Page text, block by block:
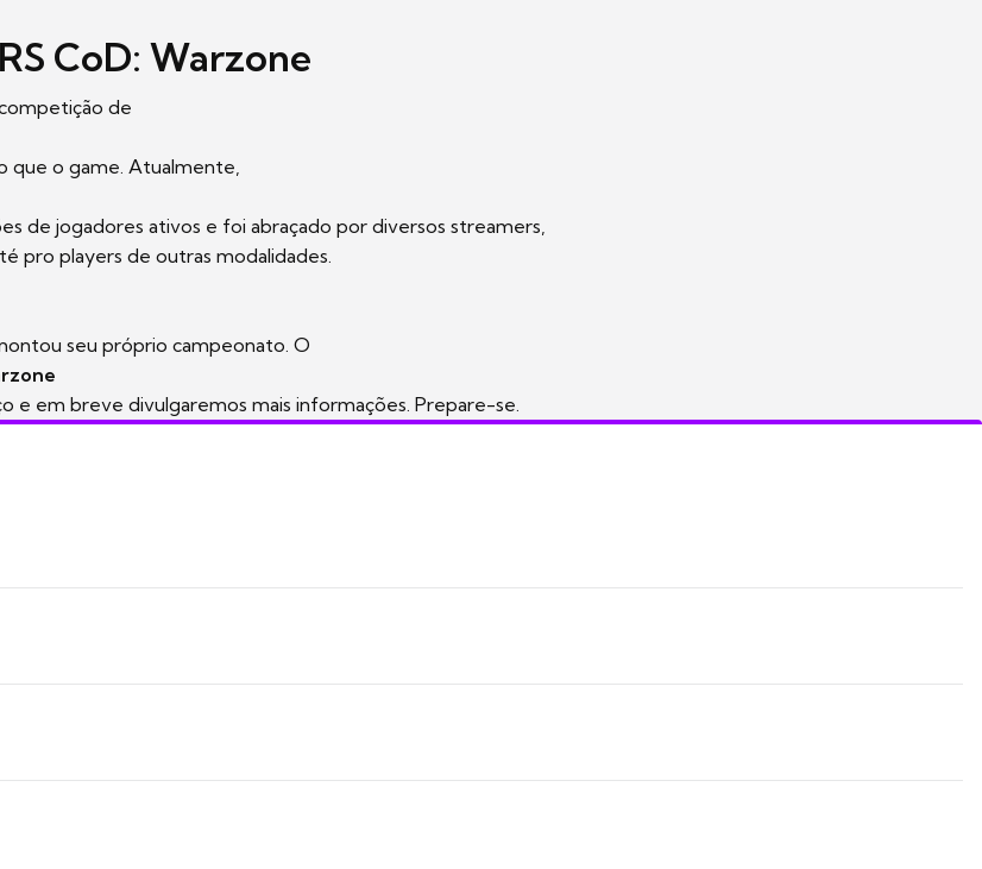
CoD: Warzone
de
que o game. Atualmente,
de jogadores ativos e foi abraçado por diversos streamers,
pro players de outras modalidades.
seu próprio campeonato. O
e em breve divulgaremos mais informações. Prepare-se.